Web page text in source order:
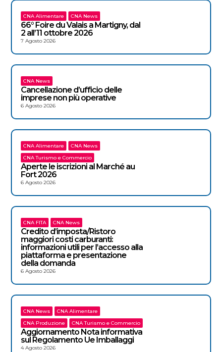
CNA Alimentare CNA News
66° Foire du Valais a Martigny, dal
2 all’11 ottobre 2026
7 Agosto 2026
CNA News
Cancellazione d’ufficio delle
imprese non più operative
6 Agosto 2026
CNA Alimentare
CNA News
CNA Turismo e Commercio
Aperte le iscrizioni al Marché au
Fort 2026
6 Agosto 2026
CNA FITA CNA News
Credito d’imposta/Ristoro
maggiori costi carburanti:
informazioni utili per l’accesso alla
piattaforma e presentazione
della domanda
6 Agosto 2026
CNA News
CNA Alimentare
CNA Produzione
CNA Turismo e Commercio
Aggiornamento Nota informativa
sul Regolamento Ue Imballaggi
4 Agosto 2026